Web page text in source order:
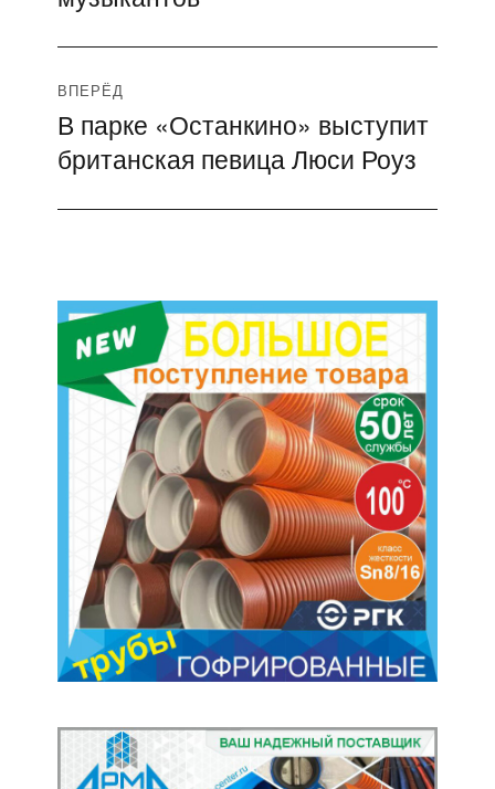
ВПЕРЁД
Следующая
запись:
В парке «Останкино» выступит
британская певица Люси Роуз